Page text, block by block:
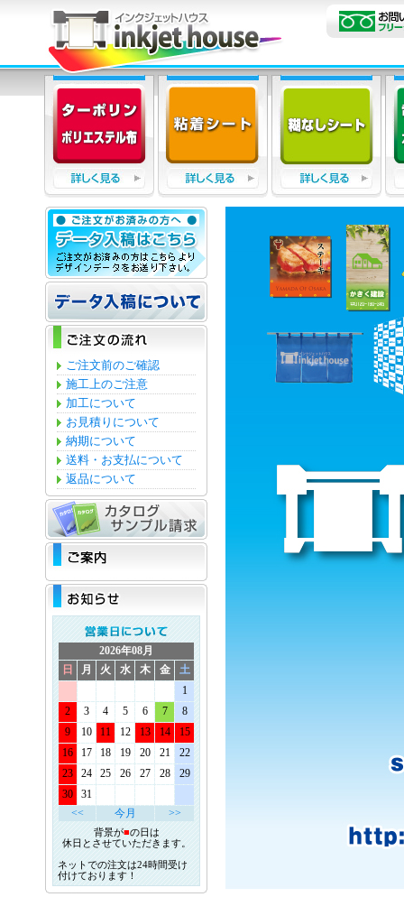
ご注文前のご確認
施工上のご注意
加工について
お見積りについて
納期について
送料・お支払について
返品について
2026年08月
日
月 火 水 木 金
土
1
2
3 4 5 6 7
8
9
10 11 12 13 14
15
16
17 18 19 20 21
22
23
24 25 26 27 28
29
30
31
<<
今月 >>
背景が■の日は
休日とさせていただきます。
ネットでの注文は24時間受け
付けております！